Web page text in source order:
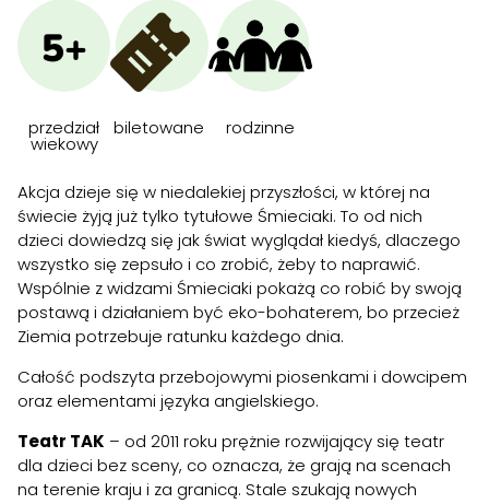
5+
przedział
wiekowy
biletowane rodzinne
Akcja dzieje się w niedalekiej przyszłości, w której na
świecie żyją już tylko tytułowe Śmieciaki. To od nich
dzieci dowiedzą się jak świat wyglądał kiedyś, dlaczego
wszystko się zepsuło i co zrobić, żeby to naprawić.
Wspólnie z widzami Śmieciaki pokażą co robić by swoją
postawą i działaniem być eko-bohaterem, bo przecież
Ziemia potrzebuje ratunku każdego dnia.
Całość podszyta przebojowymi piosenkami i dowcipem
oraz elementami języka angielskiego.
Teatr TAK – od 2011 roku prężnie rozwijający się teatr
dla dzieci bez sceny, co oznacza, że grają na scenach
na terenie kraju i za granicą. Stale szukają nowych